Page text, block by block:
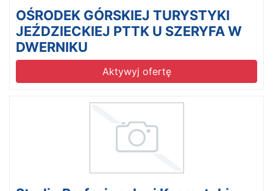
OŚRODEK GÓRSKIEJ TURYSTYKI
JEŹDZIECKIEJ PTTK U SZERYFA W
DWERNIKU
Aktywyj ofertę